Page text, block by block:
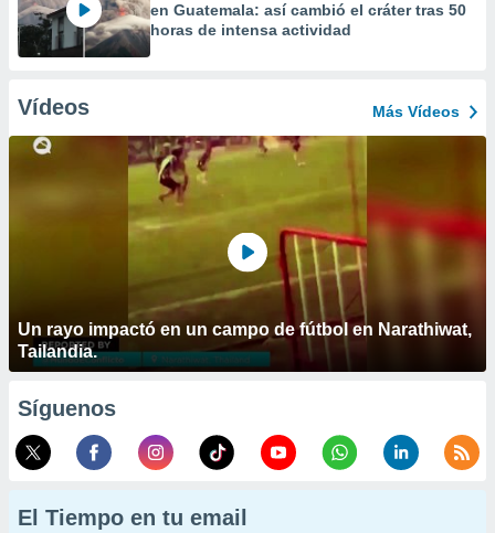
en Guatemala: así cambió el cráter tras 50
horas de intensa actividad
Vídeos Más Vídeos
Un rayo impactó en un campo de fútbol en Narathiwat,
Tailandia.
Síguenos
El Tiempo en tu email